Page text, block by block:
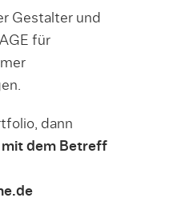
Gestalter und
für
dann
mit dem Betreff